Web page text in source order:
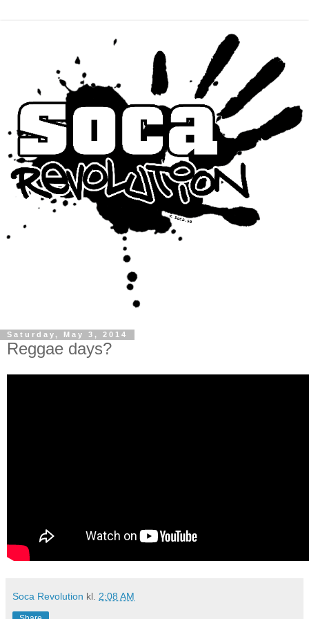
Saturday, May 3, 2014
Reggae days?
Soca Revolution kl. 2:08 AM